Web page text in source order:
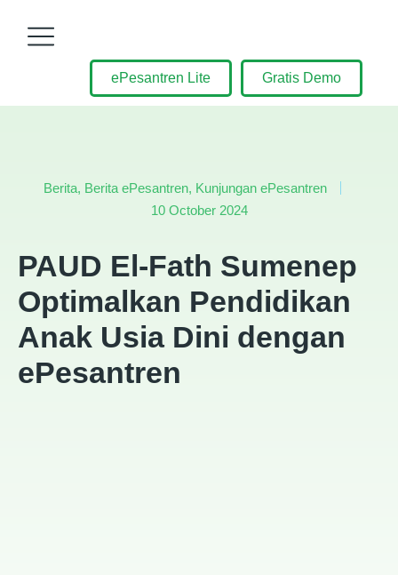
ePesantren Lite Gratis Demo
Berita, Berita ePesantren, Kunjungan ePesantren
10 October 2024
PAUD El-Fath Sumenep
Optimalkan Pendidikan
Anak Usia Dini dengan
ePesantren